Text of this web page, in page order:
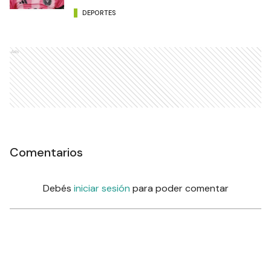
DEPORTES
Ads
Comentarios
Debés iniciar sesión para poder comentar